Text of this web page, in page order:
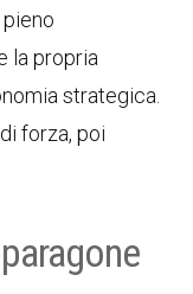
pieno
la propria
strategica.
forza, poi